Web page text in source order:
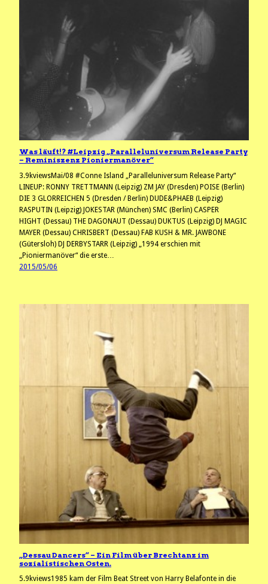
Was läuft!? #Leipzig „Paralleluniversum Release Party
– Reminiszenz Pioniermanöver“
3.9kviewsMai/08 #Conne Island „Paralleluniversum Release Party“
LINEUP: RONNY TRETTMANN (Leipzig) ZM JAY (Dresden) POISE (Berlin)
DIE 3 GLORREICHEN 5 (Dresden / Berlin) DUDE&PHAEB (Leipzig)
RASPUTIN (Leipzig) JOKESTAR (München) SMC (Berlin) CASPER
HIGHT (Dessau) THE DAGONAUT (Dessau) DUKTUS (Leipzig) DJ MAGIC
MAYER (Dessau) CHRISBERT (Dessau) FAB KUSH & MR. JAWBONE
(Gütersloh) DJ DERBYSTARR (Leipzig) „1994 erschien mit
„Pioniermanöver“ die erste…
2015/05/06
„Dessau Dancers“ – Ein Film über Brechtanz im
sozialistischen Osten.
5.9kviews1985 kam der Film Beat Street von Harry Belafonte in die